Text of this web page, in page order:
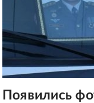
Появились